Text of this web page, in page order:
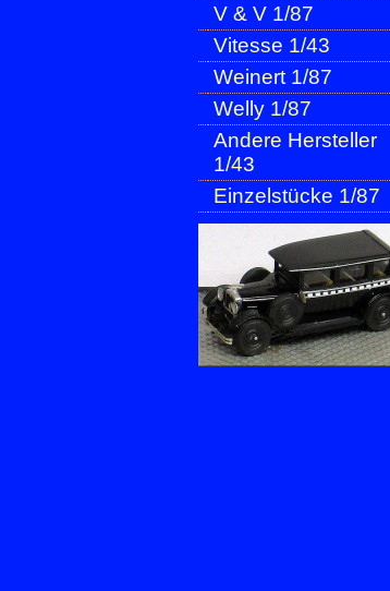
V & V 1/87
Vitesse 1/43
Weinert 1/87
Welly 1/87
Andere Hersteller
1/43
Einzelstücke 1/87